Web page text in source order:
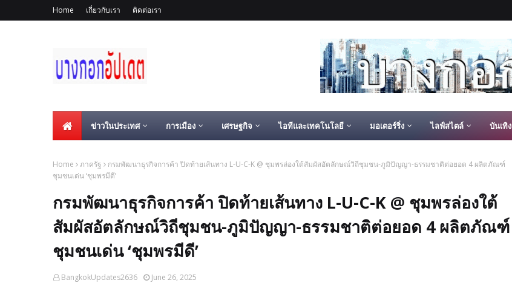
Home เกี่ยวกับเรา ติดต่อเรา
ข่าวในประเทศ การเมือง เศรษฐกิจ ไอทีและเทคโนโลยี มอเตอร์ริ่ง ไลฟ์สไตล์ บันเทิง
Home ภาครัฐ
กรมพัฒนาธุรกิจการค้า ปิดท้ายเส้นทาง L-U-C-K @ ชุมพรล่องใต้สัมผัสอัตลักษณ์วิถีชุมชน-ภูมิปัญญา-ธรรมชาติต่อยอด 4 ผลิตภัณฑ์
ชุมชนเด่น ‘ชุมพรมีดี’
กรมพัฒนาธุรกิจการค้า ปิดท้ายเส้นทาง L-U-C-K @ ชุมพรล่องใต้
สัมผัสอัตลักษณ์วิถีชุมชน-ภูมิปัญญา-ธรรมชาติต่อยอด 4 ผลิตภัณฑ์
ชุมชนเด่น ‘ชุมพรมีดี’
BangkokUpdates2636 June 26, 2025